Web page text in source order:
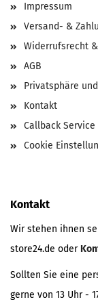
Impressum
Versand- &
Widerrufsrecht
AGB
Privatsphäre
Kontakt
Callback Service
Cookie
Kontakt
Wir stehen ihnen
store24.de oder
Sollten Sie eine
gerne von 13 Uhr -